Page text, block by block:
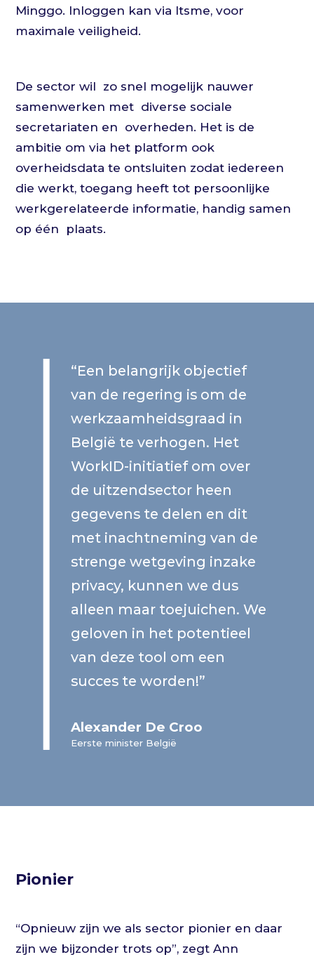
Minggo. Inloggen kan via Itsme, voor
maximale veiligheid.
De sector wil zo snel mogelijk nauwer
samenwerken met diverse sociale
secretariaten en overheden. Het is de
ambitie om via het platform ook
overheidsdata te ontsluiten zodat iedereen
die werkt, toegang heeft tot persoonlijke
werkgerelateerde informatie, handig samen
op één
plaats.
“Een belangrijk objectief
van de regering is om de
werkzaamheidsgraad in
België te verhogen. Het
WorkID-initiatief om over
de uitzendsector heen
gegevens te delen en dit
met inachtneming van de
strenge wetgeving inzake
privacy, kunnen we dus
alleen maar toejuichen. We
geloven in het potentieel
van deze tool om een
succes te worden!”
Alexander De Croo
Eerste minister België
Pionier
“Opnieuw zijn we als sector pionier en daar
zijn we bijzonder trots op”, zegt Ann